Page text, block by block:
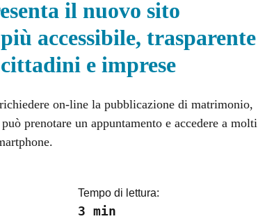
il nuovo sito
accessibile, trasparente
e imprese
on-line la pubblicazione di matrimonio,
prenotare un appuntamento e accedere a molti
Tempo di lettura:
3 min